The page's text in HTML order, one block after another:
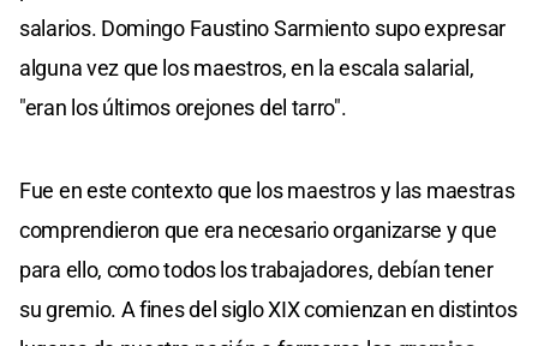
salarios. Domingo Faustino Sarmiento supo expresar
alguna vez que los maestros, en la escala salarial,
"eran los últimos orejones del tarro".
Fue en este contexto que los maestros y las maestras
comprendieron que era necesario organizarse y que
para ello, como todos los trabajadores, debían tener
su gremio. A fines del siglo XIX comienzan en distintos